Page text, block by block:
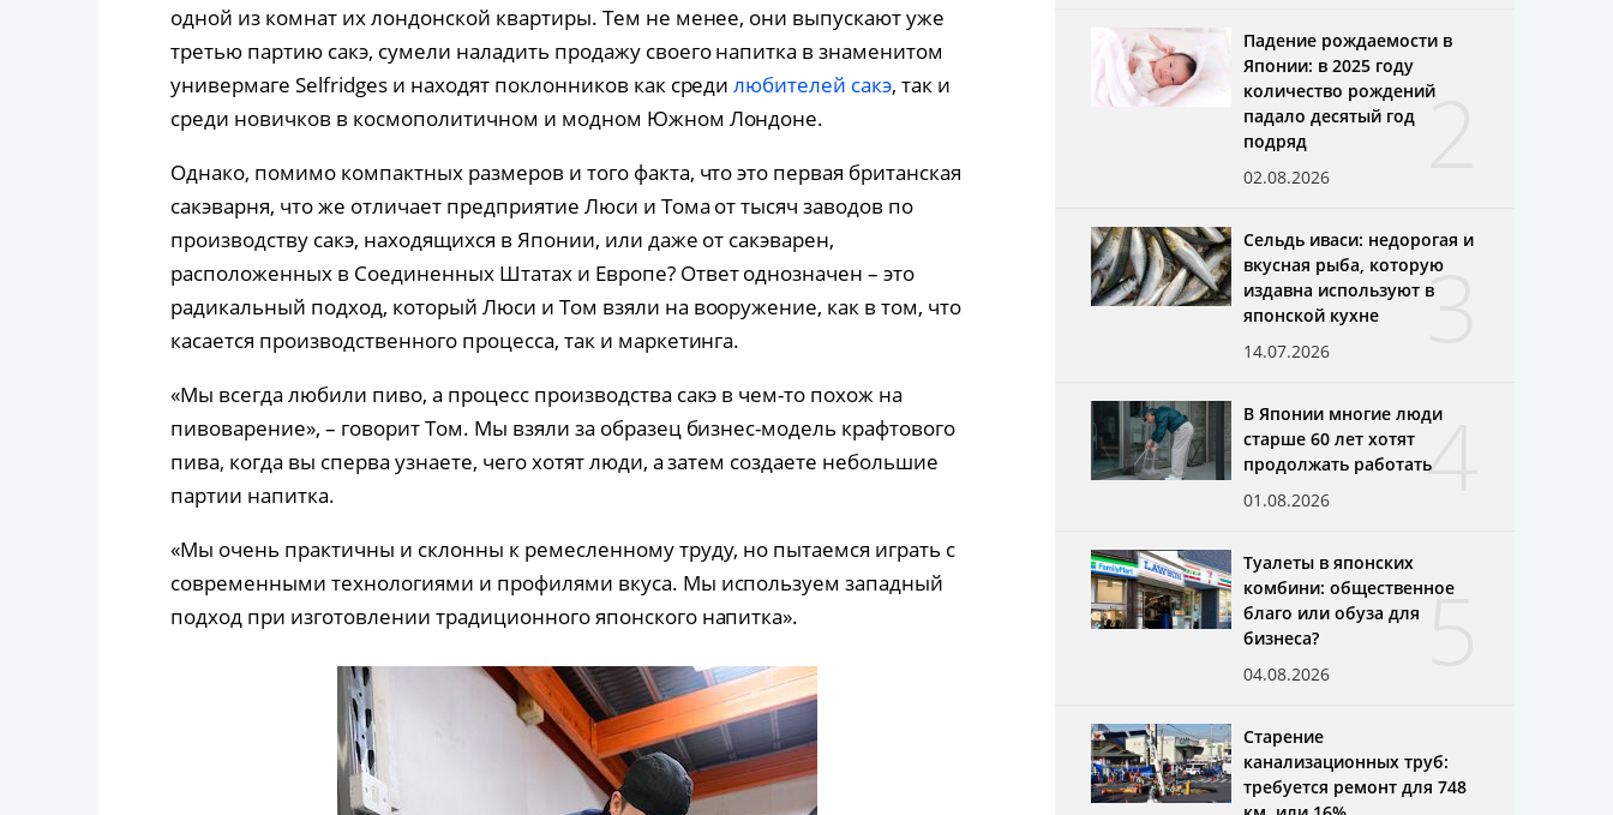
одной из комнат их лондонской квартиры. Тем не менее, они выпускают уже
третью партию сакэ, сумели наладить продажу своего напитка в знаменитом
универмаге Selfridges и находят поклонников как средилюбителей сакэ, так и
среди новичков в космополитичном и модном Южном Лондоне.
Однако, помимо компактных размеров и того факта, что это первая британская
сакэварня, что же отличает предприятие Люси и Тома от тысяч заводов по
производству сакэ, находящихся в Японии, или даже от сакэварен,
расположенных в Соединенных Штатах и ​​Европе? Ответ однозначен – это
радикальный подход, который Люси и Том взяли на вооружение, как в том, что
касается производственного процесса, так и маркетинга.
«Мы всегда любили пиво, а процесс производства сакэ в чем-то похож на
пивоварение», – говорит Том. Мы взяли за образец бизнес-модель крафтового
пива, когда вы сперва узнаете, чего хотят люди, а затем создаете небольшие
партии напитка.
«Мы очень практичны и склонны к ремесленному труду, но пытаемся играть с
современными технологиями и профилями вкуса. Мы используем западный
подход при изготовлении традиционного японского напитка».
2
Падение рождаемости в
Японии: в 2025 году
количество рождений
падало десятый год
подряд
02.08.2026
3
Сельдь иваси: недорогая и
вкусная рыба, которую
издавна используют в
японской кухне
14.07.2026
4
В Японии многие люди
старше 60 лет хотят
продолжать работать
01.08.2026
5
Туалеты в японских
комбини: общественное
благо или обуза для
бизнеса?
04.08.2026
Старение
канализационных труб:
требуется ремонт для 748